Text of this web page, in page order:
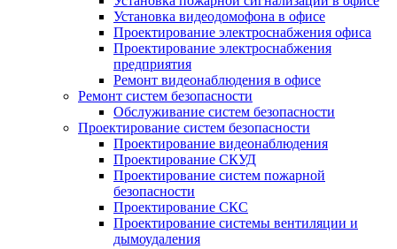
Установка видеодомофона в офисе
Проектирование электроснабжения офиса
Проектирование электроснабжения
предприятия
Ремонт видеонаблюдения в офисе
Ремонт систем безопасности
Обслуживание систем безопасности
Проектирование систем безопасности
Проектирование видеонаблюдения
Проектирование СКУД
Проектирование систем пожарной
безопасности
Проектирование СКС
Проектирование системы вентиляции и
дымоудаления